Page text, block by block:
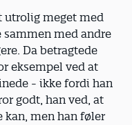
utrolig meget med
sammen med andre
Da betragtede
eksempel ved at
- ikke fordi han
godt, han ved, at
kan, men han føler